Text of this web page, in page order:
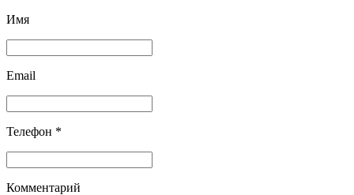
Имя
Email
Телефон *
Комментарий